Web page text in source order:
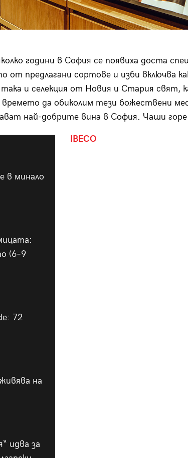
години в София се появиха доста
от предлагани сортове и изби включва
и селекция от Новия и Стария свят,
времето да обиколим тези божествени
най-добрите вина в София. Чаши горе
в минало
(6–9
72
на
идва за
IBECO